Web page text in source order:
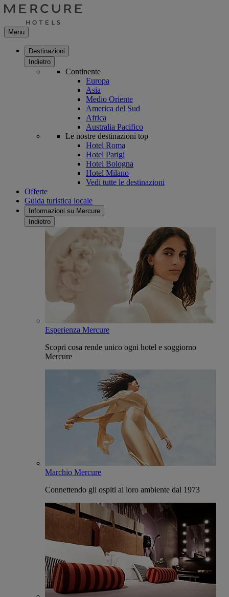
Menu
Destinazioni
Indietro
Continente
Europa
Asia
Medio Oriente
America del Sud
Africa
Australia Pacifico
Le nostre destinazioni top
Hotel Roma
Hotel Parigi
Hotel Bologna
Hotel Milano
Vedi tutte le destinazioni
Offerte
Guida turistica locale
Informazioni su Mercure
Indietro
Esperienza Mercure
Scopri cosa rende unico ogni hotel e soggiorno
Mercure
Marchio Mercure
Connettendo gli ospiti al loro ambiente dal 1973